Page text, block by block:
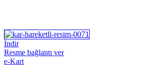
İndir
Resme bağlantı ver
e-Kart